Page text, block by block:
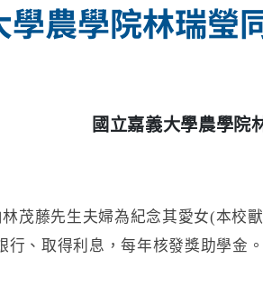
農學院林瑞瑩
國立嘉義大學農學院
藤先生夫婦為紀念其愛女(本校
行、取得利息，每年核發獎助學金。